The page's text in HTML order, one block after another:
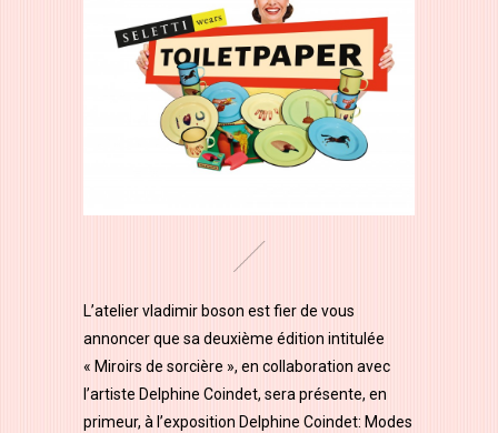
L’atelier vladimir boson est fier de vous
annoncer que sa deuxième édition intitulée
« Miroirs de sorcière », en collaboration avec
l’artiste Delphine Coindet, sera présente, en
primeur, à l’exposition Delphine Coindet: Modes